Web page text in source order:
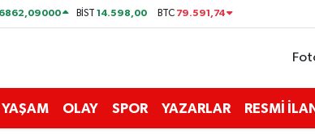
6862,09000 BİST14.598,00 BTC 79.591,74
YAŞAM OLAY SPOR YAZARLAR RESMİ